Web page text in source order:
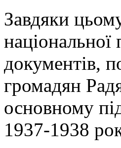
Завдяки
національної
документів,
громадян
основному
1937-1938